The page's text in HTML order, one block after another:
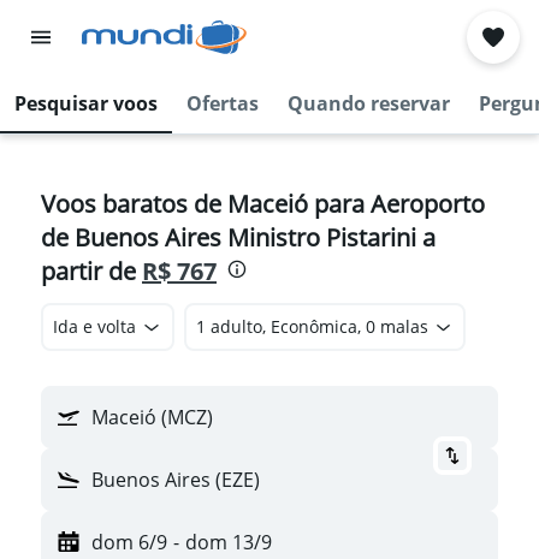
Pesquisar voos Ofertas Quando reservar
Voos baratos de Maceió para Aeroporto
de Buenos Aires Ministro Pistarini a
partir de R$ 767
Ida e volta 1 adulto, Econômica, 0 malas
Maceió (MCZ)
Buenos Aires (EZE)
dom 6/9 - dom 13/9